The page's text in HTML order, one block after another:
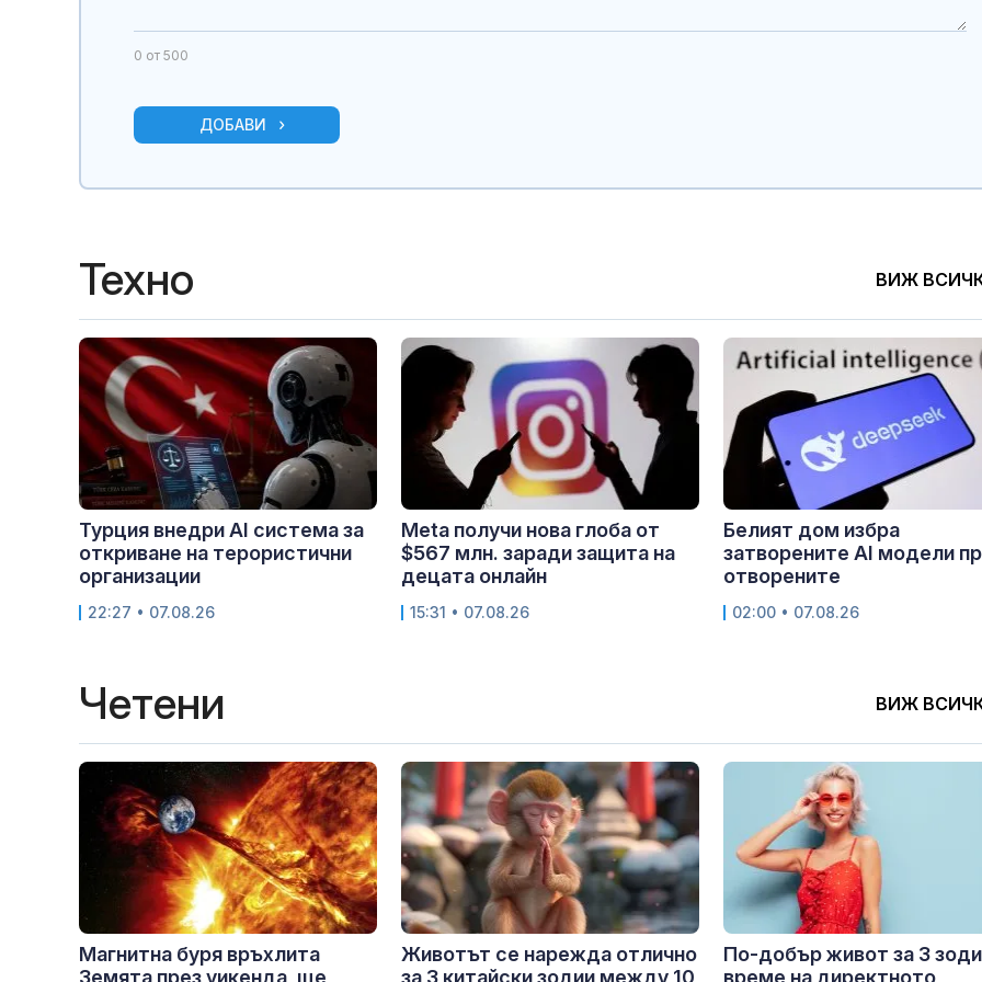
0 от 500
ДОБАВИ
Техно ВИЖ
Турция внедри AI система за
откриване на терористични
организации
22:27 • 07.08.26
Meta получи нова глоба от
$567 млн. заради защита на
децата онлайн
15:31 • 07.08.26
Белият дом избра
затворените AI модели
отворените
02:00 • 07.08.26
Четени ВИЖ
Магнитна буря връхлита
Земята през уикенда, ще
Животът се нарежда отлично
за 3 китайски зодии между 10
По-добър живот за 3
време на директното